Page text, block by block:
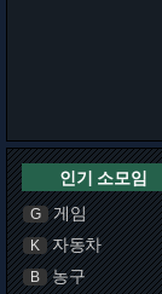
인기 소모임
G 게임
K 자동차
B 농구